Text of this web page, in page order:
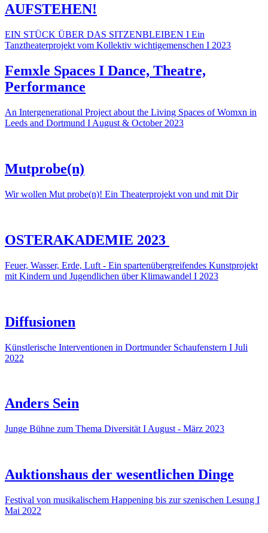
AUFSTEHEN!
EIN STÜCK ÜBER DAS SITZENBLEIBEN I Ein
Tanztheaterprojekt vom Kollektiv wichtigemenschen I 2023
Femxle Spaces I Dance, Theatre,
Performance
An Intergenerational Project about the Living Spaces of Womxn in
Leeds and Dortmund I August & October 2023
Mutprobe(n)
Wir wollen Mut probe(n)! Ein Theaterprojekt von und mit Dir
OSTERAKADEMIE 2023
Feuer, Wasser, Erde, Luft - Ein spartenübergreifendes Kunstprojekt
mit Kindern und Jugendlichen über Klimawandel I 2023
Diffusionen
Künstlerische Interventionen in Dortmunder Schaufenstern I Juli
2022
Anders Sein
Junge Bühne zum Thema Diversität I August - März 2023
Auktionshaus der wesentlichen Dinge
Festival von musikalischem Happening bis zur szenischen Lesung I
Mai 2022